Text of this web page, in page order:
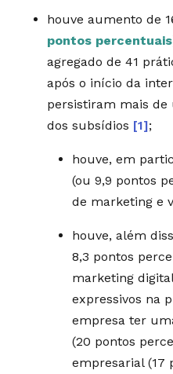
houve aumento de
pontos percentuais
agregado de 41
após o início da
persistiram mais de
dos subsídios [1];
houve, em
(ou 9,9 pontos
de marketing e
houve, além
8,3 pontos
marketing
expressivos na
empresa ter
(20 pontos
empresarial (17